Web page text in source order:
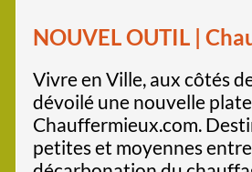
NOUVEL OUTIL |
Vivre en Ville, aux côtés
dévoilé une nouvelle
Chauffermieux.com.
petites et moyennes